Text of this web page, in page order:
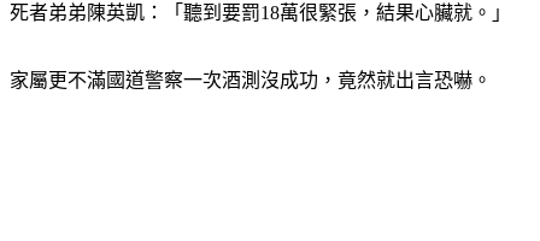
死者弟弟陳英凱：「聽到要罰18萬很緊張，結果心臟就。」
家屬更不滿國道警察一次酒測沒成功，竟然就出言恐嚇。